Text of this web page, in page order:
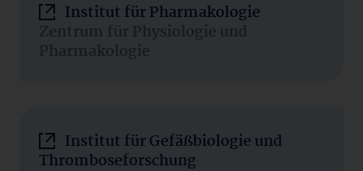
Institut für Pharmakologie
Zentrum für Physiologie und
Pharmakologie
Institut für Gefäßbiologie und
Thromboseforschung